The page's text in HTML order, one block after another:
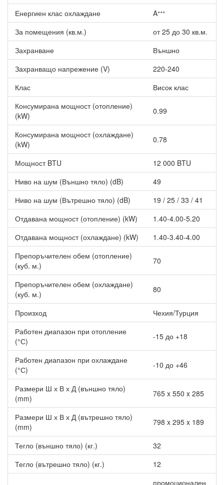
Този уред използва специално разработениясензор
“Мрежово око”. Той отчита температурните разлики в
начин. Разделя на решетка с 64 различни квадрата, след това
насочва топлия или студен въздух към местата, които се
нуждаят от него.
Daikin Stylish Ви осигурява премиум климат!Климатика
комбинира в себе си изискан дизайн с интелигентни
технологии. Подходящ е за всеки интериор. С него се
наслаждавате едновременно на чист въздух, тишина и
впечатляваща визия.
Вграден WiFi адаптер
С контролера на Дайкин лесно може да:
Следите състоянието на климатика.
Контролирате режимите на работа.
Настройвате температурата, скоростта и посоката на
въздушния поток.
Управлявате своя климатик чрез смартфон или таблет.
Със Stylish избирате победител ! Серия Stylish спечели
Design Award 2017. По-късно Stylish беше отличен и с още
една престижна награда за дизайн в света iF Design Award.
Това отличие беше просъдено за комбинацията между висока
ефективност и превъзходен дизайн.
Други характеристики на Инверторен климатик Daikin
FTXA35CB/RXA35A8 BLACK STYLISH WiFi, 12000 BTU,
Клас A+++
Цветно предложение - предлага се в матово черен цвят.
Най-висок енергиен клас и в режим отопление и в
режим охлаждане - A+++.
Енергиен клас охлаждане
Aᐩᐩᐩ
За помещения (кв.м.)
от 25 до 30 кв.м.
Захранване
Външно
Захранващо напрежение (V)
220-240
Клас
Висок клас
Консумирана мощност (отопление)
(kW)
0.99
Консумирана мощност (охлаждане)
(kW)
0.78
Мощност BTU
12 000 BTU
Ниво на шум (Външно тяло) (dB)
49
Ниво на шум (Вътрешно тяло) (dB)
19 / 25 / 33 / 41
Отдавана мощност (отопление) (kW)
1.40-4.00-5.20
Отдавана мощност (охлаждане) (kW)
1.40-3.40-4.00
Препоръчителен обем (отопление)
(куб. м.)
70
Препоръчителен обем (охлаждане)
(куб. м.)
80
Произход
Чехия/Турция
Работен диапазон при отопление
(°С)
-15 до +18
Работен диапазон при охлаждане
(°С)
-10 до +46
Размери Ш х В х Д (външно тяло)
(mm)
765 x 550 x 285
Размери Ш х В х Д (вътрешно тяло)
(mm)
798 x 295 x 189
Тегло (външно тяло) (кг.)
32
Тегло (вътрешно тяло) (кг.)
12
промоционален